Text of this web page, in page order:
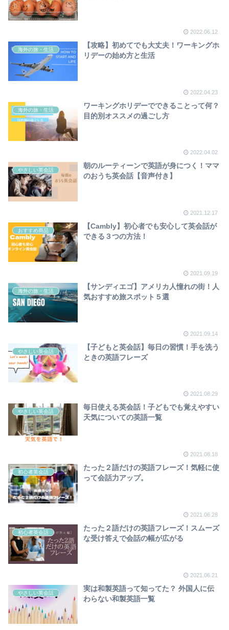
2022.06.12
海外の旅・生活
【攻略】初めてでも大丈夫！ワーキングホ
リデーの始め方と生活
2022.04.23
海外の旅・生活
ワーキングホリデーでできることって何？
目的別オススメの過ごし方
2022.04.02
やさしい英会話
朝のルーティーンで英語が身につく！ママ
のおうち英会話【音声付き】
2021.12.17
おすすめ商品
【Cambly】初心者でも安心して英会話が
できる３つの方法！
2021.09.19
海外の旅・生活
【サンディエゴ】アメリカ人憧れの街！人
気おすすめ旅スポット５選
2021.09.14
やさしい英会話
【子どもと英会話】毎日の習慣！手を洗う
ときの英語フレーズ
2021.08.29
やさしい英会話
毎日使える英会話！子どもでも覚えやすい
天気についての英語一覧
2021.08.18
初心者英会話
たった２語だけの英語フレーズ！気軽に使
って会話力アップ。
2021.06.28
初心者英会話
たった２語だけの英語フレーズ！スムーズ
な受け答えで会話の幅が広がる
2021.06.21
やさしい英会話
実は和製英語って知ってた？ 外国人に伝
わらない和製英語一覧